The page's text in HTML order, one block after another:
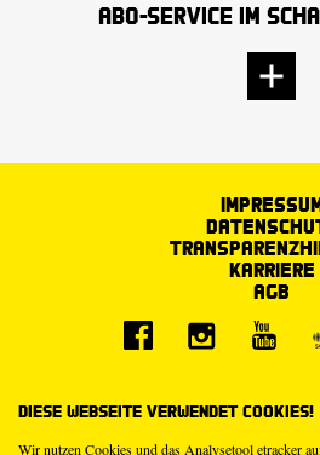
Diese Webseite verwendet Cookies!
Wir nutzen Cookies und das Analysetool etracker
Abo-Service im
Karriere
AGB